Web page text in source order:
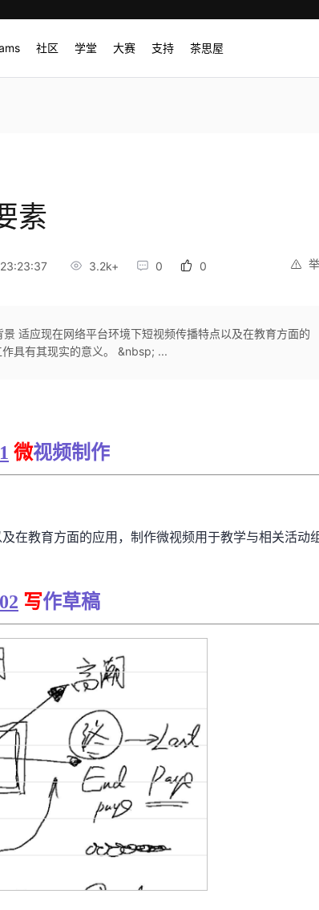
社区 学堂 大赛 支持 茶思屋
素
3.2k+ 0 0
适应现在网络平台环境下短视频传播特点以及在教育方面的
具有其现实的意义。 &nbsp; ...
微视频制作
在教育方面的应用，制作微视频用于教学与相关活动
02 写作草稿